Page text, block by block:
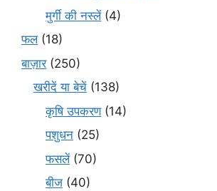
मुर्गी की नस्लें(4)
फल(18)
बाज़ार(250)
खरीदें या बेचें (138)
कृषि उपकरण(14)
पशुधन (25)
फसलें(70)
बीज (40)